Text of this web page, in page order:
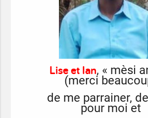
Lise et Ian, « mèsi
(merci
de me parrainer,
pour moi et